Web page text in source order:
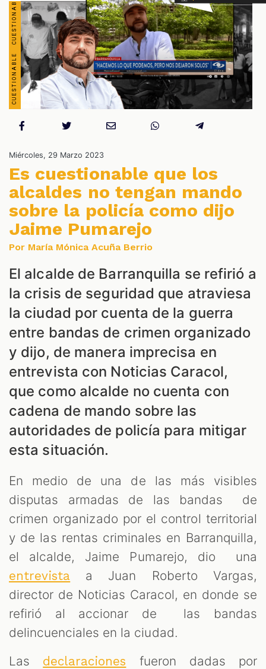
Miércoles, 29 Marzo 2023
Es cuestionable que los
alcaldes no tengan mando
sobre la policía como dijo
Jaime Pumarejo
Por María Mónica Acuña Berrio
El alcalde de Barranquilla se refirió a
la crisis de seguridad que atraviesa
la ciudad por cuenta de la guerra
entre bandas de crimen organizado
y dijo, de manera imprecisa en
entrevista con Noticias Caracol,
que como alcalde no cuenta con
cadena de mando sobre las
autoridades de policía para mitigar
esta situación.
En medio de una de las más visibles
disputas armadas de las bandas de
crimen organizado por el control territorial
y de las rentas criminales en Barranquilla,
el alcalde, Jaime Pumarejo, dio una
entrevista a Juan Roberto Vargas,
director de Noticias Caracol, en donde se
refirió al accionar de las bandas
delincuenciales en la ciudad.
Las declaraciones fueron dadas por